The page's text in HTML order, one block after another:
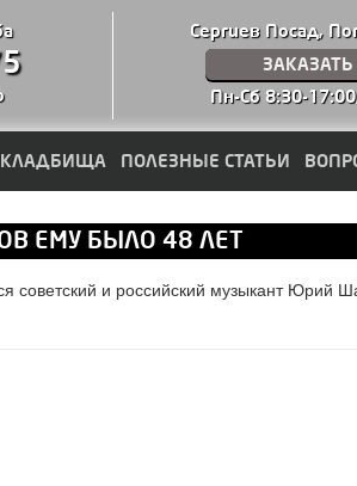
Сергиев Посад,
Пн-Сб 8:30-
КЛАДБИЩА ПОЛЕЗНЫЕ СТАТЬИ
ЕМУ БЫЛО 48 ЛЕТ
советский и российский музыкант Юрий